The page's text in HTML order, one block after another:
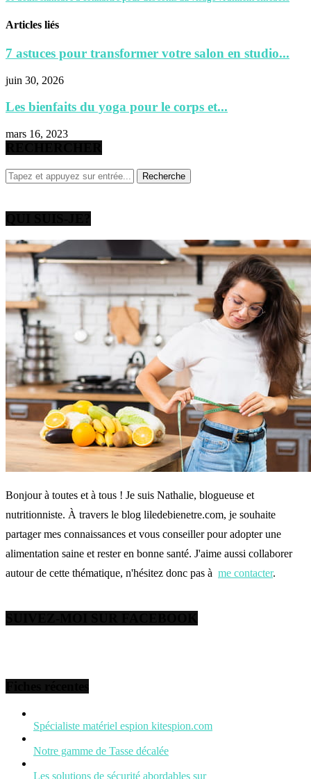
Articles liés
7 astuces pour transformer votre salon en studio...
juin 30, 2026
Les bienfaits du yoga pour le corps et...
mars 16, 2023
Bonjour à toutes et à tous ! Je suis Nathalie, blogueuse et
nutritionniste. À travers le blog liledebienetre.com, je souhaite
partager mes connaissances et vous conseiller pour adopter une
alimentation saine et rester en bonne santé. J'aime aussi collaborer
autour de cette thématique, n'hésitez donc pas à me contacter.
Spécialiste matériel espion kitespion.com
Notre gamme de Tasse décalée
Les solutions de sécurité abordables sur